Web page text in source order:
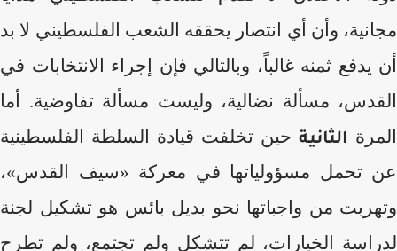
مجانية، وأن أي انتصار يحققه الشعب الفلسطيني لا بد
أن يدفع ثمنه غالباً، وبالتالي فإن إجراء الانتخابات في
القدس، مسألة نضالية، وليست مسألة تفاوضية. أما
المرة الثانية حين تخلفت قيادة السلطة الفلسطينية
عن تحمل مسؤولياتها في معركة «سيف القدس»،
وتهربت من واجباتها نحو بديل بائس هو تشكيل لجنة
لدراسة الخيارات، لم تتشكل ولم تجتمع، ولم تطرح